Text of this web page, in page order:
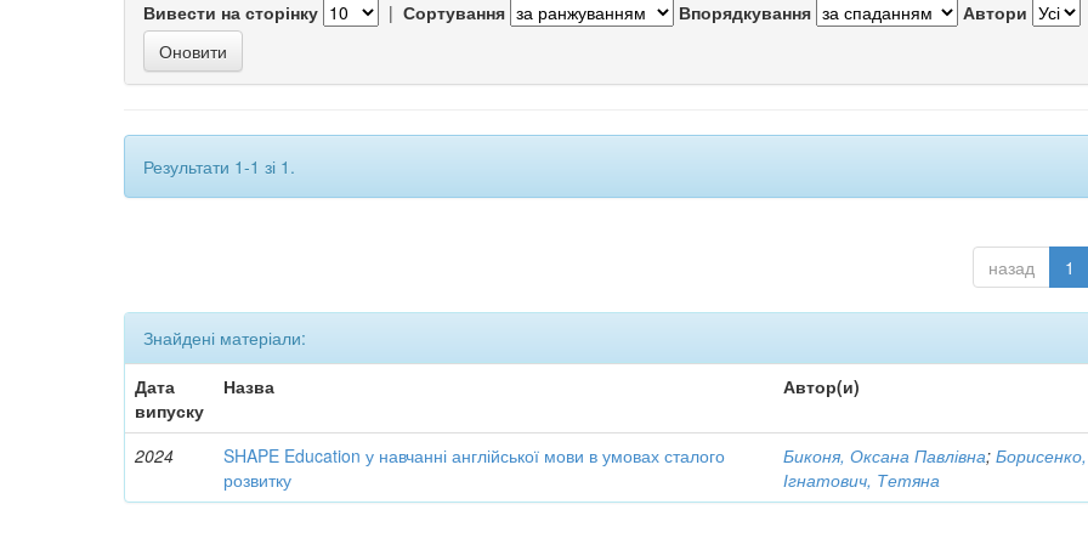
Вивести на сторінку | Сортування Впорядкування Автори
Результати 1-1 зі 1.
назад 1
Знайдені матеріали:
Дата
випуску
Назва Автор(и)
2024
SHAPE Education у навчанні англійської мови в умовах сталого
розвитку
Биконя, Оксана Павлівна;
Ігнатович, Тетяна